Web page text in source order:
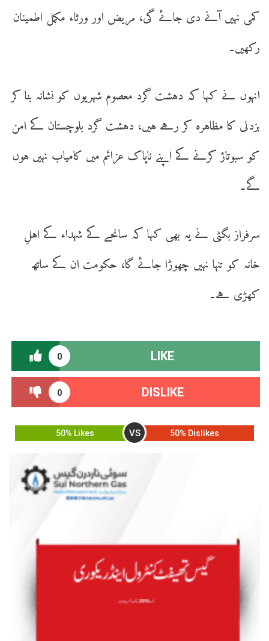
کمی نہیں آنے دی جائے گی، مریض اور ورثاء مکمل اطمینان
رکھیں۔
انہوں نے کہا کہ دہشت گرد معصوم شہریوں کو نشانہ بنا کر
بزدلی کا مظاہرہ کر رہے ہیں، دہشت گرد بلوچستان کے امن
کو سبوتاژ کرنے کے اپنے ناپاک عزائم میں کامیاب نہیں ہوں
گے۔
سرفراز بگٹی نے یہ بھی کہا کہ سانحے کے شہداء کے اہلِ
خانہ کو تنہا نہیں چھوڑا جائے گا، حکومت ان کے ساتھ
کھڑی ہے۔
0 LIKE
0 DISLIKE
50% Likes VS 50% Dislikes